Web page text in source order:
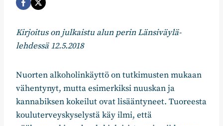
Kirjoitus on julkaistu alun perin Länsiväylä-
lehdessä 12.5.2018
Nuorten alkoholinkäyttö on tutkimusten mukaan
vähentynyt, mutta esimerkiksi nuuskan ja
kannabiksen kokeilut ovat lisääntyneet. Tuoreesta
kouluterveyskyselystä käy ilmi, että